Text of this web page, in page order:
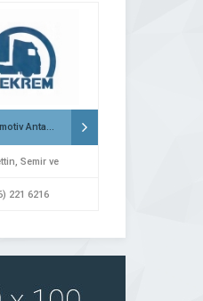
Ekrem Otomotiv Antakya
Semir ve
221 6216